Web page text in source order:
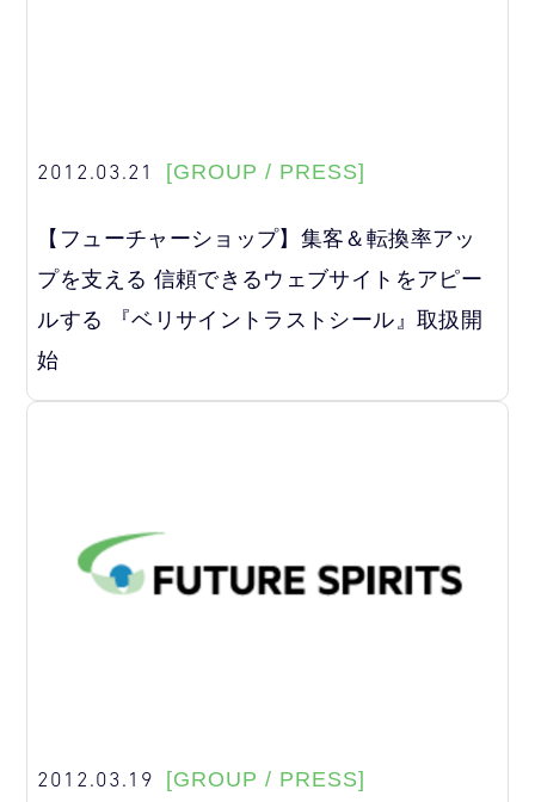
2012.03.21 [GROUP / PRESS]
【フューチャーショップ】集客＆転換率アッ
プを支える 信頼できるウェブサイトをアピー
ルする 『ベリサイントラストシール』取扱開
始
2012.03.19 [GROUP / PRESS]